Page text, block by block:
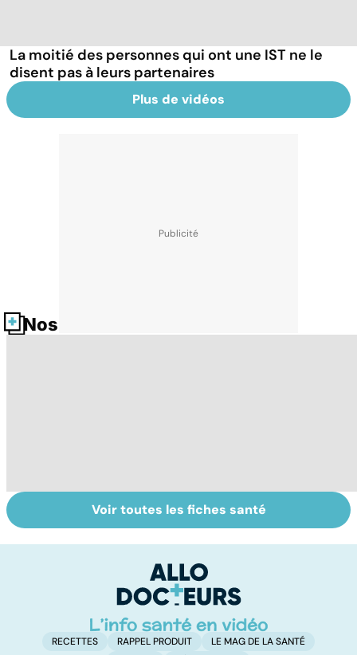
La moitié des personnes qui ont une IST ne le
disent pas à leurs partenaires
Plus de vidéos
Nos fiches santé
Tout savoir sur
les infections
Inflammation des
amygdales : que
d'angine ?
Voir toutes les fiches santé
RECETTES RAPPEL PRODUIT
LE MAG DE LA SANTÉ